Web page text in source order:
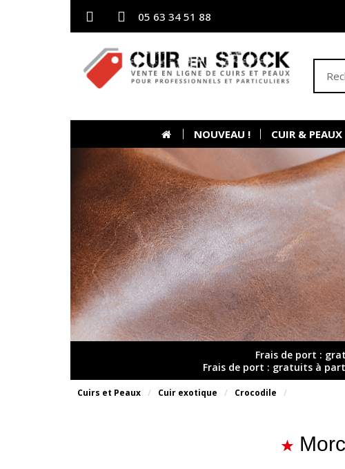
05 63 34 51 88
NOUVEAU ! CUIR & PEAUX
Frais de port :
Frais de port : gratuits à
Cuirs et Peaux Cuir exotique Crocodile